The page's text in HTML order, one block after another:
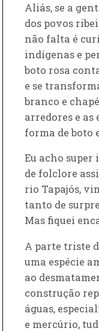
Aliás, se a
dos povos
não falta é
indígenas e
boto rosa
e se
branco e
arredores e as
forma de boto
Eu acho
de folclore
rio Tapajós,
tanto de
Mas fiquei
A parte triste
uma espécie
ao
construção
águas,
e mercúrio,